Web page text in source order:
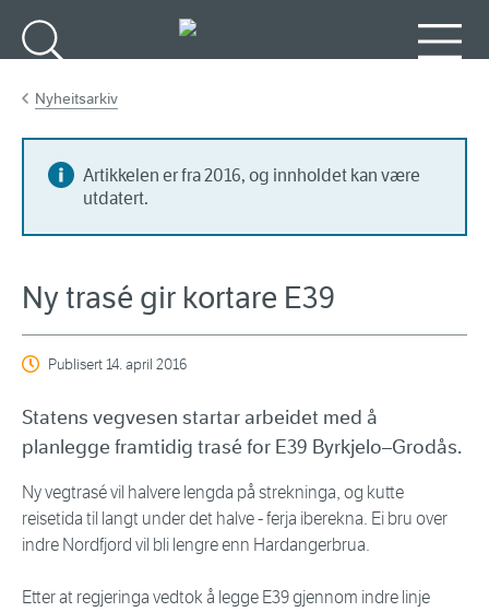
Nyheitsarkiv
Artikkelen er fra 2016, og innholdet kan være
utdatert.
Ny trasé gir kortare E39
Publisert14. april 2016
Statens vegvesen startar arbeidet med å
planlegge framtidig trasé for E39 Byrkjelo–Grodås.
Ny vegtrasé vil halvere lengda på strekninga, og kutte
reisetida til langt under det halve - ferja iberekna. Ei bru over
indre Nordfjord vil bli lengre enn Hardangerbrua.
Etter at regjeringa vedtok å legge E39 gjennom indre linje